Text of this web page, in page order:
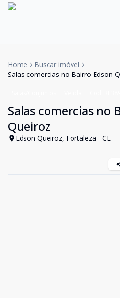
Home
Buscar imóvel
Salas comercias no Bairro Edson
Salas comercias no
Queiroz
Edson Queiroz, Fortaleza - CE